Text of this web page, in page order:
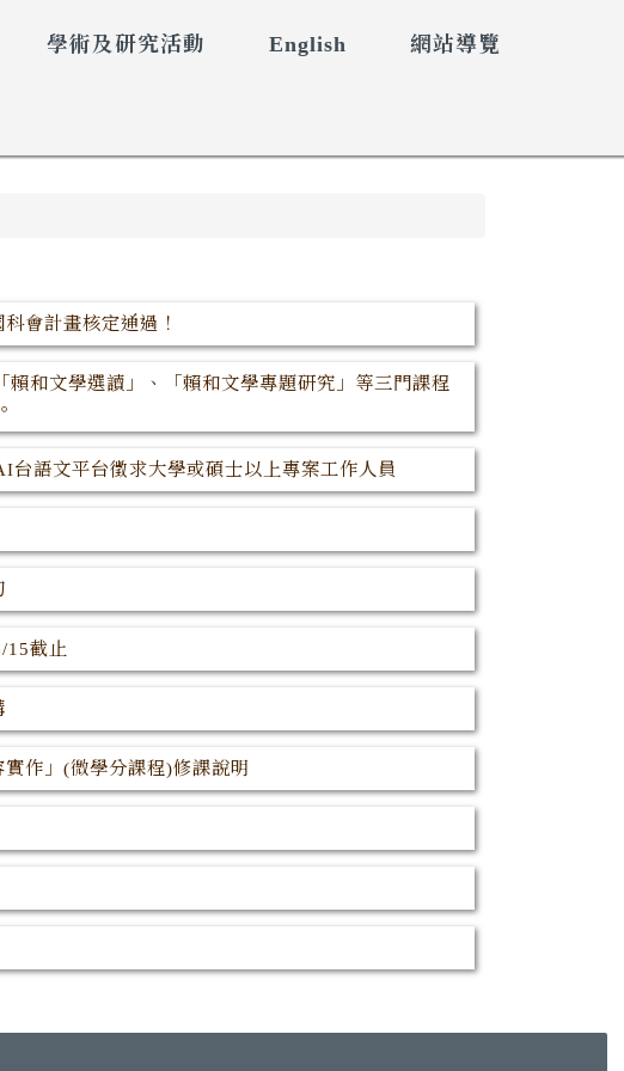
學術及研究活動 English 網站導覽
會計畫核定通過！
和文學選讀」、「賴和文學專題研究」等三門課程
台語文平台徵求大學或碩士以上專案工作人員
15截止
作」(微學分課程)修課說明